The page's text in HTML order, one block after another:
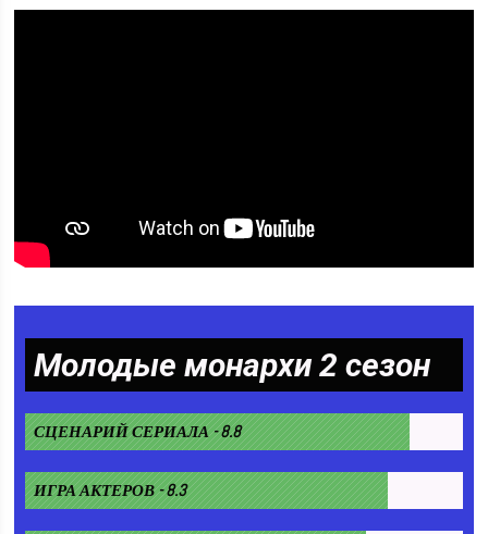
Молодые монархи 2 сезон
СЦЕНАРИЙ СЕРИАЛА - 8.8
ИГРА АКТЕРОВ - 8.3